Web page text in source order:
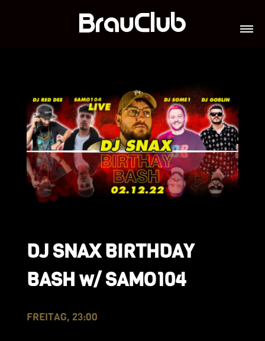
DJ SNAX BIRTHDAY
BASH w/ SAMO104
FREITAG, 23:00
GALERIE
TEAM
VIP-LOUNGES
JOBS